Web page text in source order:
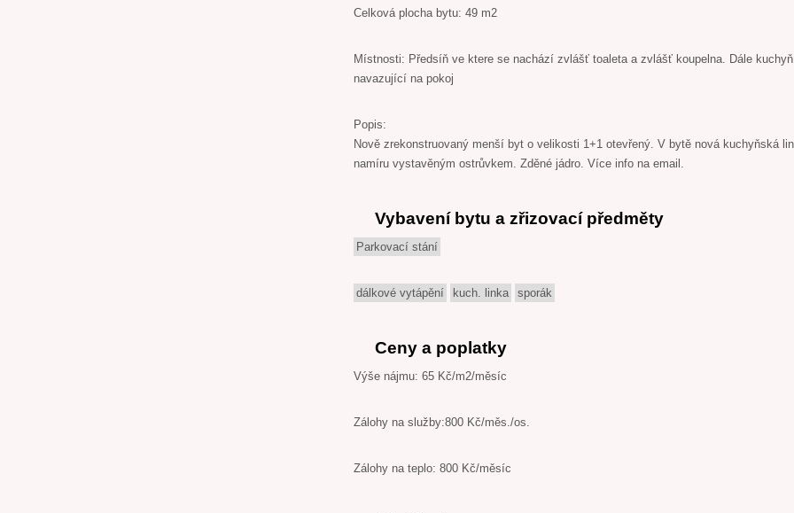
Celková plocha bytu: 49 m2
Místnosti: Předsíň ve ktere se nachází zvlášť toaleta a zvlášť koupelna. Dále kuchyň
navazující na pokoj
Popis:
Nově zrekonstruovaný menší byt o velikosti 1+1 otevřený. V bytě nová kuchyňská
namíru vystavěným ostrůvkem. Zděné jádro. Více info na email.
Vybavení bytu a zřizovací předměty
Parkovací stání
dálkové vytápění kuch. linka sporák
Ceny a poplatky
Výše nájmu: 65 Kč/m2/měsíc
Zálohy na služby:800 Kč/měs./os.
Zálohy na teplo: 800 Kč/měsíc